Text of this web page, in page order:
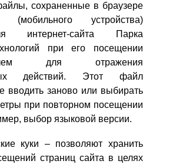
сохраненные в браузере
(мобильного устройства)
интернет-сайта Парка
при его посещении
для отражения
действий. Этот файл
вводить заново или выбирать
при повторном посещении
выбор языковой версии.
куки – позволяют хранить
страниц сайта в целях